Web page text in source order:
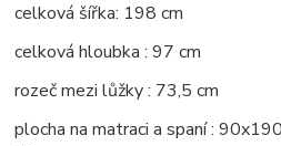
celková šířka: 198 cm
celková hloubka : 97 cm
rozeč mezi lůžky : 73,5 cm
plocha na matraci a spaní :